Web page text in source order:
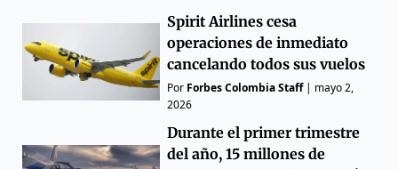
Spirit Airlines cesa
operaciones de inmediato
cancelando todos sus vuelos
Por Forbes Colombia Staff| mayo 2,
2026
Durante el primer trimestre
del año, 15 millones de